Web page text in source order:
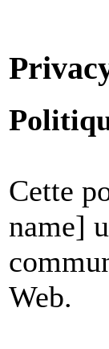
Cette
name]
Web.